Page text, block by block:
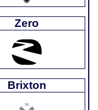
Zero
Brixton